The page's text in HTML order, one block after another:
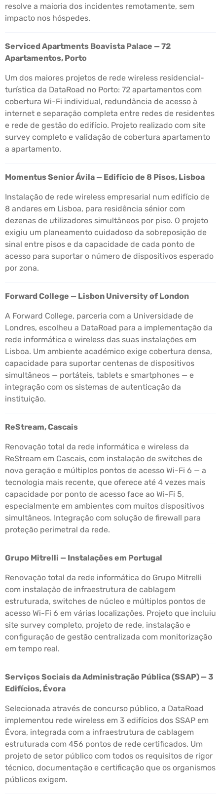
resolve a maioria dos incidentes remotamente, sem
impacto nos hóspedes.
Serviced Apartments Boavista Palace — 72
Apartamentos, Porto
Um dos maiores projetos de rede wireless residencial-
turística da DataRoad no Porto: 72 apartamentos com
cobertura Wi-Fi individual, redundância de acesso à
internet e separação completa entre redes de residentes
e rede de gestão do edifício. Projeto realizado com site
survey completo e validação de cobertura apartamento
a apartamento.
Momentus Senior Ávila — Edifício de 8 Pisos, Lisboa
Instalação de rede wireless empresarial num edifício de
8 andares em Lisboa, para residência sénior com
dezenas de utilizadores simultâneos por piso. O projeto
exigiu um planeamento cuidadoso da sobreposição de
sinal entre pisos e da capacidade de cada ponto de
acesso para suportar o número de dispositivos esperado
por zona.
Forward College — Lisbon University of London
A Forward College, parceria com a Universidade de
Londres, escolheu a DataRoad para a implementação da
rede informática e wireless das suas instalações em
Lisboa. Um ambiente académico exige cobertura densa,
capacidade para suportar centenas de dispositivos
simultâneos — portáteis, tablets e smartphones — e
integração com os sistemas de autenticação da
instituição.
ReStream, Cascais
Renovação total da rede informática e wireless da
ReStream em Cascais, com instalação de switches de
nova geração e múltiplos pontos de acesso Wi-Fi 6 — a
tecnologia mais recente, que oferece até 4 vezes mais
capacidade por ponto de acesso face ao Wi-Fi 5,
especialmente em ambientes com muitos dispositivos
simultâneos. Integração com solução de firewall para
proteção perimetral da rede.
Grupo Mitrelli — Instalações em Portugal
Renovação total da rede informática do Grupo Mitrelli
com instalação de infraestrutura de cablagem
estruturada, switches de núcleo e múltiplos pontos de
acesso Wi-Fi 6 em várias localizações. Projeto que incluiu
site survey completo, projeto de rede, instalação e
configuração de gestão centralizada com monitorização
em tempo real.
Serviços Sociais da Administração Pública (SSAP) — 3
Edifícios, Évora
Selecionada através de concurso público, a DataRoad
implementou rede wireless em 3 edifícios dos SSAP em
Évora, integrada com a infraestrutura de cablagem
estruturada com 456 pontos de rede certificados. Um
projeto de setor público com todos os requisitos de rigor
técnico, documentação e certificação que os organismos
públicos exigem.